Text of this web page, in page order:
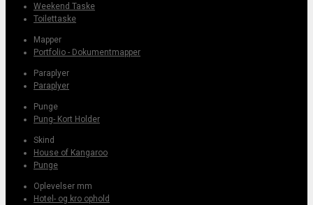
Weekend Taske
Toilettaske
Mapper
Portfolio - Dokumentmapper
Paraplyer
Paraplyer
Punge
Pung- Kort Holder
Skind
House of Kangaroo
Punge
Oplevelser mm
Hotel- og kro ophold